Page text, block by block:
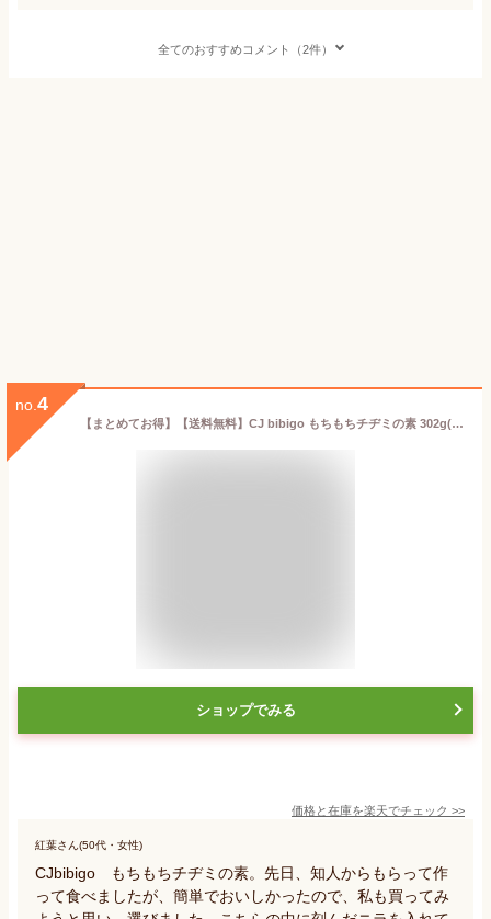
全てのおすすめコメント（2件）
no. 4
【まとめてお得】【送料無料】CJ bibigo もちもちチヂミの素 302g(2人前)×3袋セット 簡単調理 食品 韓飯
ショップでみる
価格と在庫を楽天でチェック >>
紅葉さん(50代・女性)
CJbibigo もちもちチヂミの素。先日、知人からもらって作
って食べましたが、簡単でおいしかったので、私も買ってみ